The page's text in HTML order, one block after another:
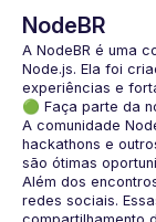
NodeBR
A NodeBR é uma
Node.js. Ela foi
🟢 Faça parte da
A comunidade
hackathons e
Além dos
redes sociais.